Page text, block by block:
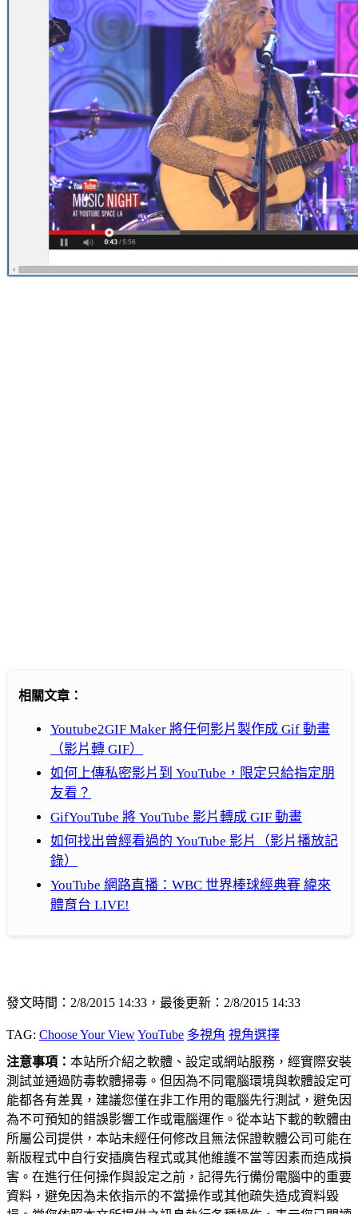
相關文章：
Youtube2GIF Maker 將任何影片製作成 Gif 動畫
（影片轉 GIF）
如何上傳私密影片到 YouTube，限定只給指定朋
友看？
GifYouTube 將 YouTube 影片轉成 GIF 動畫
如何找出曾經看過的 YouTube 影片（影片播放記
錄）
YouTube 網路直播：WBC 世界棒球經典賽 緯來
體育台 LIVE!
發文時間：2/8/2015 14:33，最後更新：2/8/2015 14:33
TAG: Choose Your ViewYouTube 多視角 視角選擇
注意事項： 本站所介紹之軟體、設定或網站服務，經實際安裝
測試並通過防毒軟體掃毒。但因為不同電腦環境與軟體設定可
能都各有差異，建議您僅在非工作用的電腦先行測試，避免因
為不可預知的錯誤影響工作或電腦運作。從本站下載的軟體由
所屬公司提供，本站未經任何修改且無法保證軟體公司可能在
新版程式中自行安插廣告程式或其他維護不當等因素而造成損
害。在進行任何操作與設定之前，記得先行備份電腦中的重要
資料，避免因為未依指示的不當操作或其他疏失造成資料毀